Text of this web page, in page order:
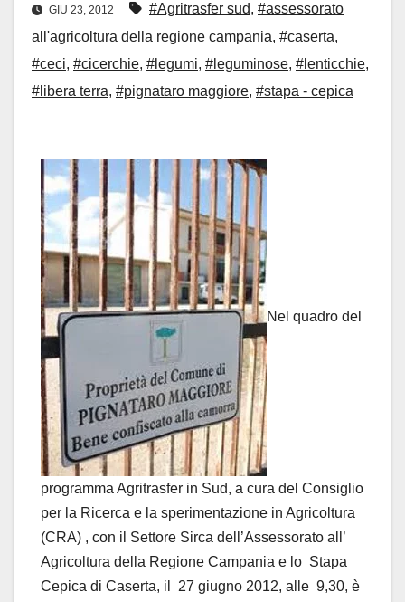
GIU 23, 2012 #Agritrasfer sud, #assessorato
all'agricoltura della regione campania, #caserta,
#ceci, #cicerchie, #legumi, #leguminose, #lenticchie,
#libera terra, #pignataro maggiore, #stapa - cepica
Nel quadro del
programma Agritrasfer in Sud, a cura del Consiglio
per la Ricerca e la sperimentazione in Agricoltura
(CRA) , con il Settore Sirca dell’Assessorato all’
Agricoltura della Regione Campania e lo Stapa
Cepica di Caserta, il 27 giugno 2012, alle 9,30, è